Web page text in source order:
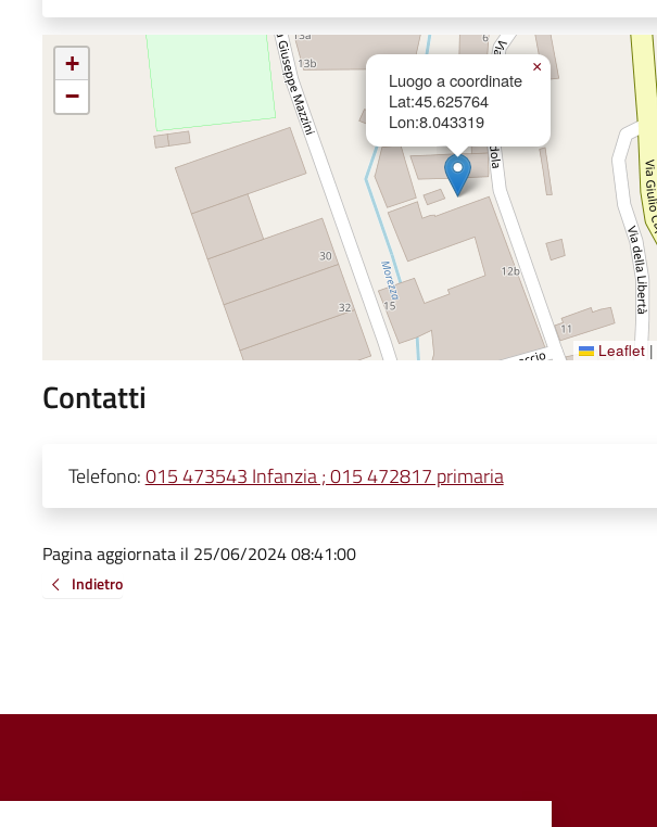
Luogo a coordinate
Lat:45.625764
Lon:8.043319
×
+
−
Leaflet |
Contatti
Telefono:015 473543 Infanzia ; 015 472817 primaria
Pagina aggiornata il 25/06/2024 08:41:00
Indietro